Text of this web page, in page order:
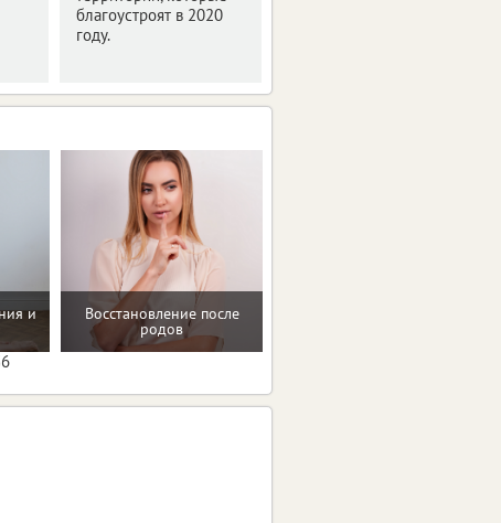
благоустроят в 2020
году.
и Восстановление после
родов